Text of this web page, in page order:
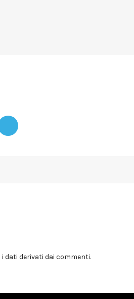
dati derivati dai commenti.